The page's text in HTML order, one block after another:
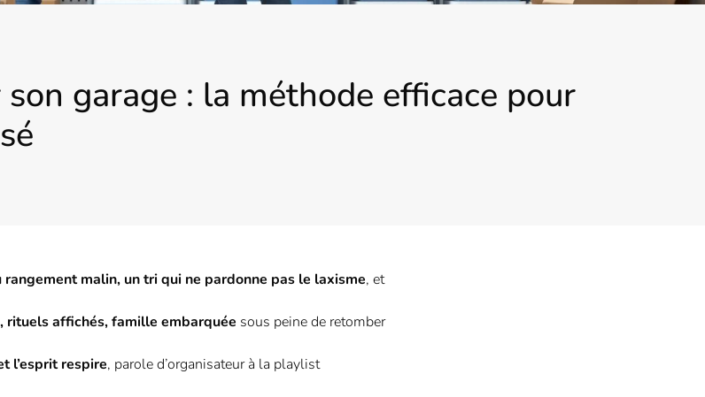
garage : la méthode efficace pour
rangement malin, un tri qui ne pardonne pas le laxisme, et
rituels affichés, famille embarquée sous peine de retomber
l’esprit respire, parole d’organisateur à la playlist